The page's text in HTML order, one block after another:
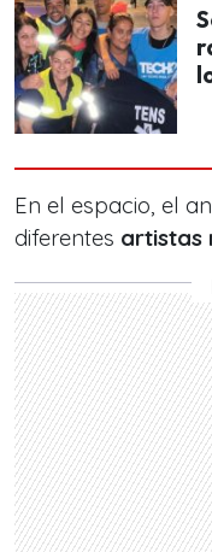
En el espacio, el
diferentes artistas